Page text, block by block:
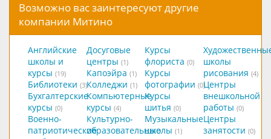
Возможно вас заинтересуют другие
компании Митино
Английские
школы и
курсы (19)
Библиотеки (3)
Бухгалтерские
курсы (0)
Военно-
патриотические
Досуговые
центры (1)
Капоэйра (1)
Колледжи (1)
Компьютерные
курсы (4)
Культурно-
образовательные
Курсы
флориста (0)
Курсы
фотографии (0)
Курсы
шитья (0)
Музыкальные
школы (1)
школы
рисования (4)
Центры
внешкольной
работы (0)
Центры
занятости (0)